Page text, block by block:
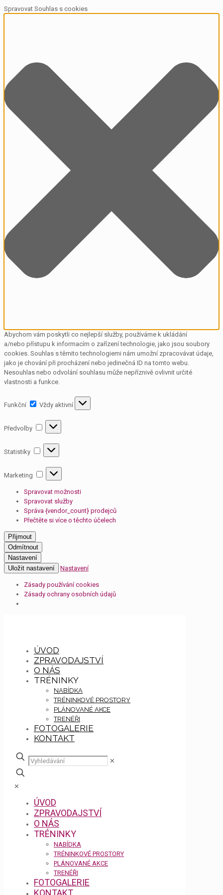
Spravovat Souhlas s cookies
Abychom vám poskytli co nejlepší služby, používáme k ukládání
a/nebo přístupu k informacím o zařízení technologie, jako jsou soubory
cookies. Souhlas s těmito technologiemi nám umožní zpracovávat údaje,
jako je chování při procházení nebo jedinečná ID na tomto webu.
Nesouhlas nebo odvolání souhlasu může nepříznivě ovlivnit určité
vlastnosti a funkce.
Funkční
Funkční
Vždy aktivní
Předvolby
Předvolby
Statistiky
Statistiky
Marketing
Marketing
Spravovat možnosti
Spravovat služby
Správa {vendor_count} prodejců
Přečtěte si více o těchto účelech
Přijmout
Odmítnout
Nastavení
Uložit nastavení
Nastavení
Zásady používání cookies
Zásady ochrany osobních údajů
ÚVOD
ZPRAVODAJSTVÍ
O NÁS
TRÉNINKY
NABÍDKA
TRÉNINKOVÉ PROSTORY
PLÁNOVANÉ AKCE
TRENÉŘI
FOTOGALERIE
KONTAKT
✕
✕
ÚVOD
ZPRAVODAJSTVÍ
O NÁS
TRÉNINKY
NABÍDKA
TRÉNINKOVÉ PROSTORY
PLÁNOVANÉ AKCE
TRENÉŘI
FOTOGALERIE